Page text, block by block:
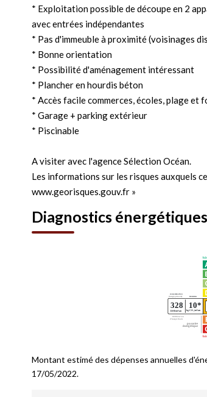
* Exploitation possible de découpe en 2
avec entrées indépendantes
* Pas d'immeuble à proximité (voisinages
* Bonne orientation
* Possibilité d'aménagement intéressant
* Plancher en hourdis béton
* Accès facile commerces, écoles, plage et
* Garage + parking extérieur
* Piscinable
A visiter avec l'agence Sélection Océan.
Les informations sur les risques auxquels
www.georisques.gouv.fr »
Diagnostics énergétiques
Montant estimé des dépenses annuelles
17/05/2022.